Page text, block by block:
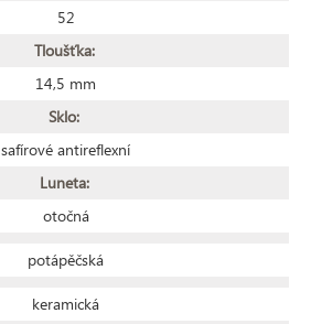
52
Tloušťka:
14,5 mm
Sklo:
safírové antireflexní
Luneta:
otočná
potápěčská
keramická